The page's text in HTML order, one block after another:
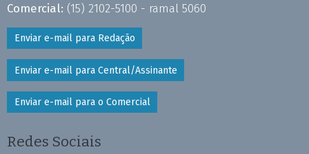
Comercial: (15) 2102-5100 - ramal 5060
Enviar e-mail para Redação
Enviar e-mail para Central/Assinante
Enviar e-mail para o Comercial
Redes Sociais